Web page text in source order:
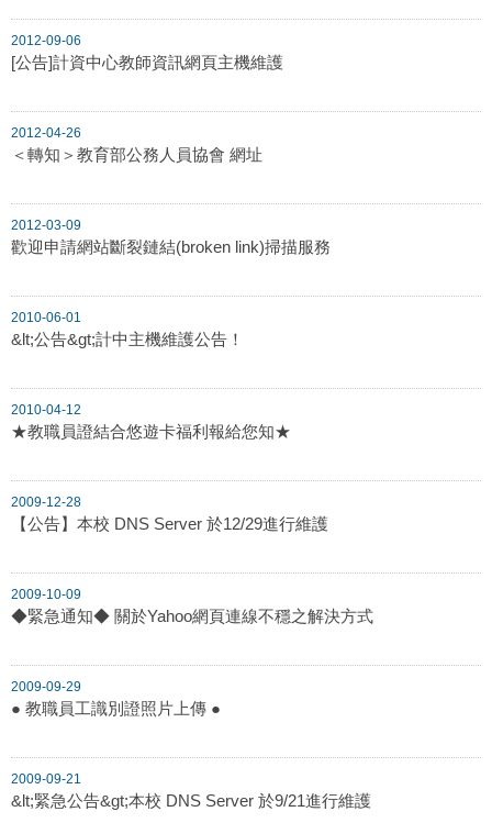
2012-09-06
[公告]計資中心教師資訊網頁主機維護
2012-04-26
＜轉知＞教育部公務人員協會 網址
2012-03-09
歡迎申請網站斷裂鏈結(broken link)掃描服務
2010-06-01
&lt;公告&gt;計中主機維護公告！
2010-04-12
★教職員證結合悠遊卡福利報給您知★
2009-12-28
【公告】本校 DNS Server 於12/29進行維護
2009-10-09
◆緊急通知◆ 關於Yahoo網頁連線不穩之解決方式
2009-09-29
● 教職員工識別證照片上傳 ●
2009-09-21
&lt;緊急公告&gt;本校 DNS Server 於9/21進行維護